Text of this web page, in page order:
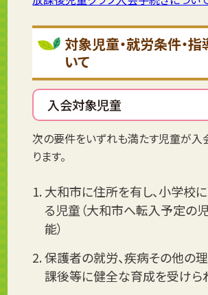
対象児童・就労条件・
いて
入会対象児童
次の要件をいずれも満たす児童が入
ります。
大和市に住所を有し、小学校
る児童（大和市へ転入予定の
能）
保護者の就労、疾病その他の理
課後等に健全な育成を受けら